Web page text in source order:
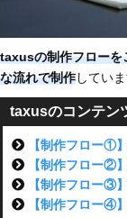
taxusの制作フローを
な流れで制作してい
taxusのコンテン
【制作フロー①
【制作フロー②
【制作フロー③
【制作フロー④